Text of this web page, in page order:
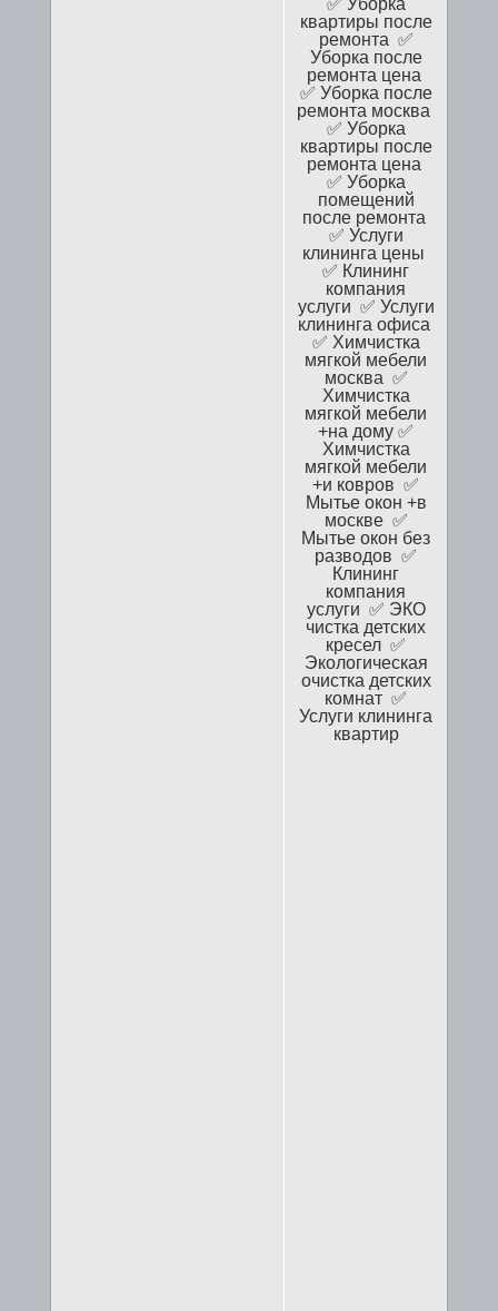
квартиры после
ремонта ✅
Уборка после
ремонта цена
✅ Уборка после
ремонта москва
✅ Уборка
квартиры после
ремонта цена
✅ Уборка
помещений
после ремонта
✅ Услуги
клининга цены
✅ Клининг
компания
услуги ✅ Услуги
клининга офиса
✅ Химчистка
мягкой мебели
москва ✅
Химчистка
мягкой мебели
+на дому ✅
Химчистка
мягкой мебели
+и ковров ✅
Мытье окон +в
москве ✅
Мытье окон без
разводов ✅
Клининг
компания
услуги ✅ ЭКО
чистка детских
кресел ✅
Экологическая
очистка детских
комнат ✅
Услуги клининга
квартир